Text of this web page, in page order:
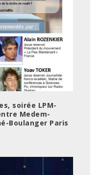
soirée LPM-
Medem-
Boulanger Paris